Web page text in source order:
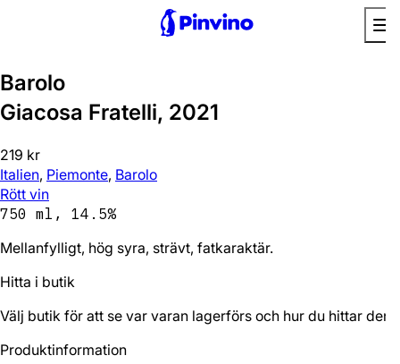
Barolo
Giacosa Fratelli, 2021
219 kr
Italien, Piemonte, Barolo
Rött vin
750 ml, 14.5%
Mellanfylligt, hög syra, strävt, fatkaraktär.
Hitta i butik
Välj butik för att se var varan lagerförs och hur du hittar den.
Produktinformation